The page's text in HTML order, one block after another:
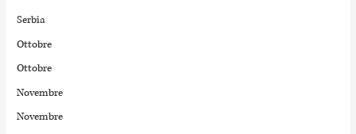
Serbia
Ottobre
Ottobre
Novembre
Novembre